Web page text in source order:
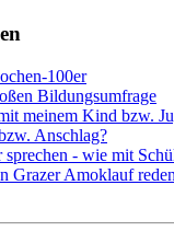
100er
Bildungsumfrage
meinem Kind bzw.
Anschlag?
- wie mit
Grazer Amoklauf